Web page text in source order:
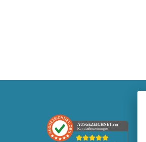
AUSGEZEICHNET.org
Kundenbewertungen